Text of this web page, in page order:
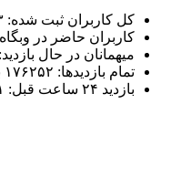
کل کاربران ثبت شده: ۴۳۰۳ کاربر
کاربران حاضر در وبگاه: ۰ کاربر
میهمانان در حال بازدید: ۲۴۸ کاربر
تمام بازدید‌ها: ۱۷۶۲۵۲ بازدید
بازدید ۲۴ ساعت قبل: ۶۱ بازدید